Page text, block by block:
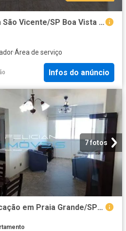
Loft para Locação em São Vicente/SP Boa Vista 1 Quartos
·Área de serviço
Infos do anúncio
7 fotos
Apartamento para Locação em Praia Grande/SP Aviação 1 Quartos